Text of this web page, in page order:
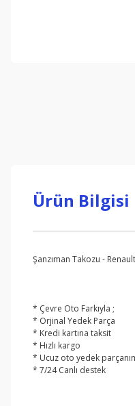
Ürün Bilgisi
Şanzıman Takozu -
* Çevre Oto Farkıyla ;
* Orjinal Yedek Parça
* Kredi kartına taksit
* Hızlı kargo
* Ucuz oto yedek
* 7/24 Canlı destek